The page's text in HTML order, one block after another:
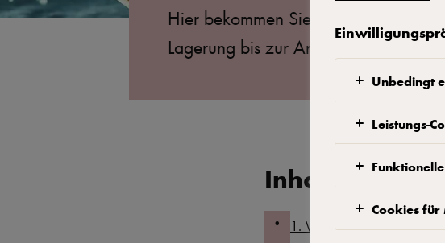
Hier bekommen Sie Antworten auf
Lagerung bis zur Anwendung.
Inhalt
1. Was ist Cheddar?
Unbedingt
Leistungs-
Cookies